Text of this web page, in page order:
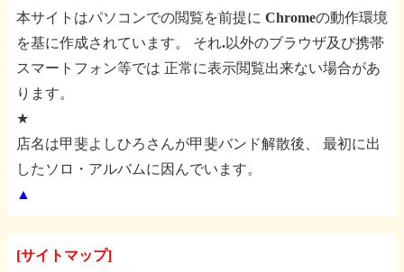
本サイトはパソコンでの閲覧を前提に Chromeの動作環境
を基に作成されています。
それ.以外のブラウザ及び携帯
スマートフォン等では 正常に表示閲覧出来ない場合があ
ります。
★
店名は甲斐よしひろさんが甲斐バンド解散後、
最初に出
したソロ・アルバムに因んでいます。
▲
[サイトマップ]